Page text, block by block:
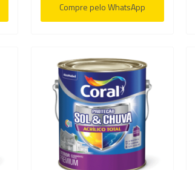
Compre pelo WhatsApp
Adicionar
à
lista
de
desejos
Adicionar
para
Comparar